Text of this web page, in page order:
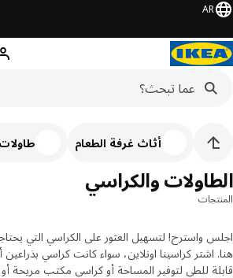
AR
والكراسي
أثاث غرفة الطعام طاولات
واسترح! لتسهيل العثور على الكراسي التي يحتاجها
اشتر كراسينا اونلاين، سواء كانت كراسي بذراعين